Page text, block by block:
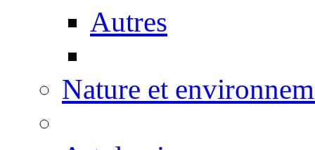
Autres
Nature et